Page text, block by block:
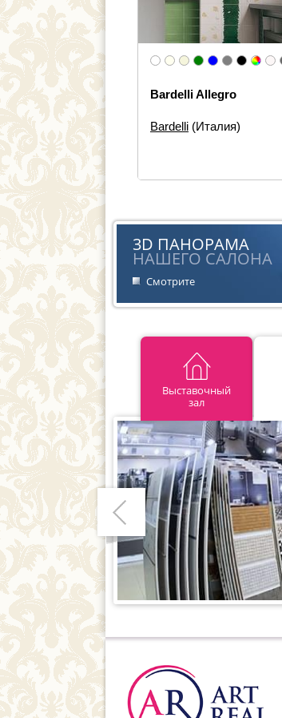
Bardelli Allegro
Размеры:20×60, 20×20
Bardelli (Италия)
3D ПАНОРАМА
НАШЕГО САЛОНА
Смотрите
Выставочный
зал
Предыдущий